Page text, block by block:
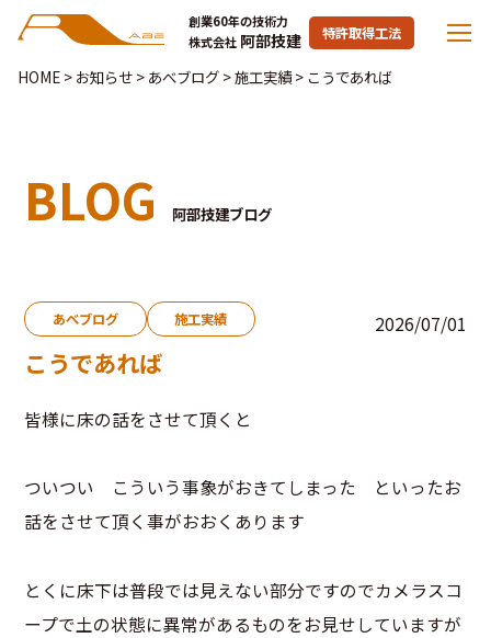
創業60年の技術力
株式会社 阿部技建 特許取得工法
HOME> お知らせ> あべブログ>施工実績> こうであれば
BLOG 阿部技建ブログ
あべブログ 施工実績 2026/07/01
こうであれば
皆様に床の話をさせて頂くと
ついつい こういう事象がおきてしまった といったお
話をさせて頂く事がおおくあります
とくに床下は普段では見えない部分ですのでカメラスコ
ープで土の状態に異常があるものをお見せしていますが